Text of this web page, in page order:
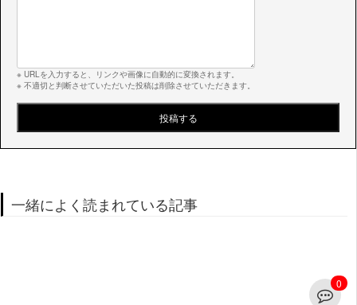
0
※ URLを入力すると、リンクや画像に自動的に変換されます。
※ 不適切と判断させていただいた投稿は削除させていただきます。
一緒によく読まれている記事